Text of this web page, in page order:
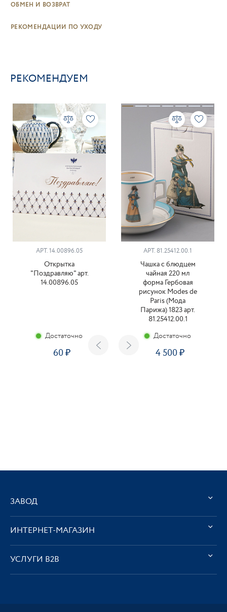
ОБМЕН И ВОЗВРАТ
РЕКОМЕНДАЦИИ ПО УХОДУ
РЕКОМЕНДУЕМ
АРТ. 14.00896.05
Открытка
"Поздравляю" арт.
14.00896.05
Достаточно
60
АРТ. 81.25412.00.1
Чашка с блюдцем
чайная 220 мл
форма Гербовая
рисунок Modes de
Paris (Мода
Парижа) 1823 арт.
81.25412.00.1
Достаточно
4 500
ЗАВОД
ИНТЕРНЕТ-МАГАЗИН
УСЛУГИ В2В